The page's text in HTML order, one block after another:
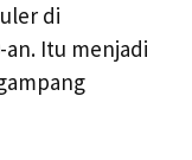
di
an. Itu menjadi